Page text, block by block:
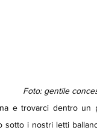
Foto: gentile
i nostri letti